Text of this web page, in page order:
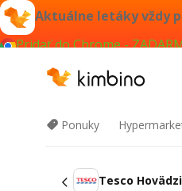
Aktuálne letáky vždy
Pridať do Chrome -
Ponuky
Tesco